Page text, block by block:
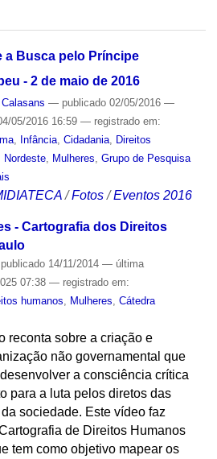
a Busca pelo Príncipe
- 2 de maio de 2016
— publicado02/05/2016 —
05/2016 16:59 — registrado em:
, Infância, Cidadania,
Direitos
Nordeste, Mulheres Grupo de Pesquisa
/Fotos /Eventos 2016
- Cartografia dos Direitos
publicado14/11/2014 — última
07:38 — registrado em:
humanos Mulheres Cátedra
reconta sobre a criação e
não governamental que
a consciência crítica
para a luta pelos diretos das
sociedade. Este vídeo faz
de Direitos Humanos
tem como objetivo mapear os